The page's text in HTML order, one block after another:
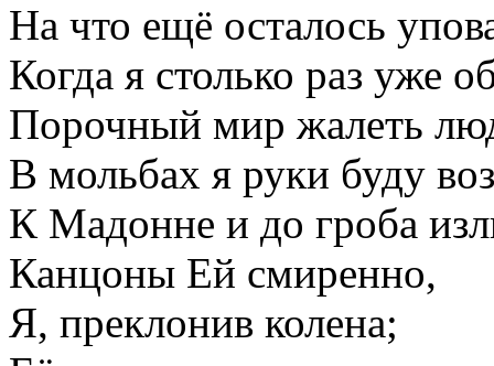
На что ещё осталось
Когда я столько раз уже
Порочный мир жалеть
В мольбах я руки буду
К Мадонне и до гроба
Канцоны Ей смиренно,
Я, преклонив колена;